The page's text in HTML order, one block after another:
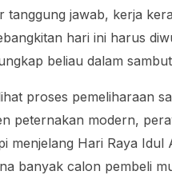
tanggung jawab, kerja
hari ini harus
beliau dalam
proses pemeliharaan
peternakan modern,
menjelang Hari Raya Idul
banyak calon pembeli